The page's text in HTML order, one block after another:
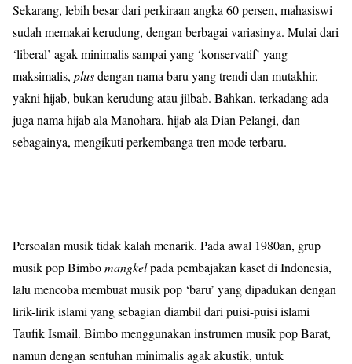
Sekarang, lebih besar dari perkiraan angka 60 persen, mahasiswi
sudah memakai kerudung, dengan berbagai variasinya. Mulai dari
‘liberal’ agak minimalis sampai yang ‘konservatif’ yang
maksimalis, plusdengan nama baru yang trendi dan mutakhir,
yakni hijab, bukan kerudung atau jilbab. Bahkan, terkadang ada
juga nama hijab ala Manohara, hijab ala Dian Pelangi, dan
sebagainya, mengikuti perkembanga tren mode terbaru.
Persoalan musik tidak kalah menarik. Pada awal 1980an, grup
musik pop Bimbomangkelpada pembajakan kaset di Indonesia,
lalu mencoba membuat musik pop ‘baru’ yang dipadukan dengan
lirik-lirik islami yang sebagian diambil dari puisi-puisi islami
Taufik Ismail. Bimbo menggunakan instrumen musik pop Barat,
namun dengan sentuhan minimalis agak akustik, untuk